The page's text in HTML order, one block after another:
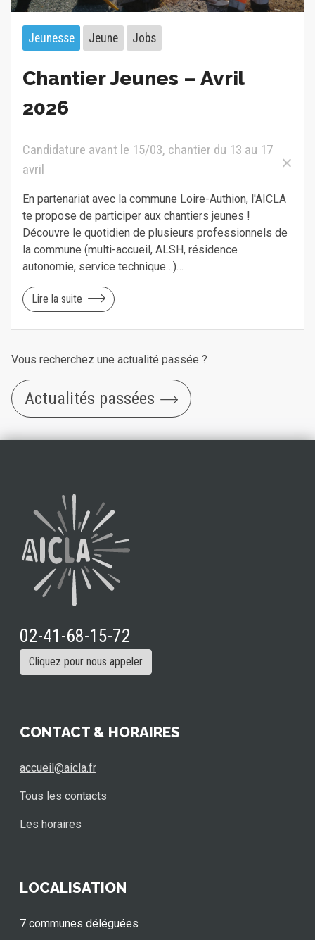
Jeunesse Jeune Jobs
Chantier Jeunes – Avril
2026
Candidature avant le 15/03, chantier du 13 au 17
avril
En partenariat avec la commune Loire-Authion, l'AICLA
te propose de participer aux chantiers jeunes !
Découvre le quotidien de plusieurs professionnels de
la commune (multi-accueil, ALSH, résidence
autonomie, service technique…)…
Lire la suite
Vous recherchez une actualité passée ?
Actualités passées
02-41-68-15-72
Cliquez pour nous appeler
CONTACT & HORAIRES
accueil@aicla.fr
Tous les contacts
Les horaires
LOCALISATION
7 communes déléguées